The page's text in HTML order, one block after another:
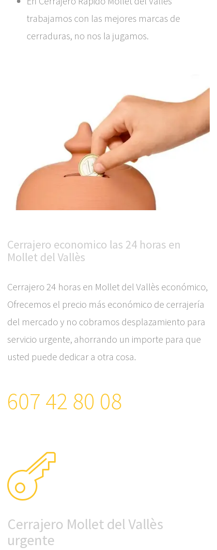
trabajamos con las mejores marcas de
cerraduras, no nos la jugamos.
Cerrajero economico las 24 horas en
Mollet del Vallès
Cerrajero 24 horas en Mollet del Vallès económico,
Ofrecemos el precio más económico de cerrajería
del mercado y no cobramos desplazamiento para
servicio urgente, ahorrando un importe para que
usted puede dedicar a otra cosa.
607 42 80 08
Cerrajero Mollet del Vallès
urgente